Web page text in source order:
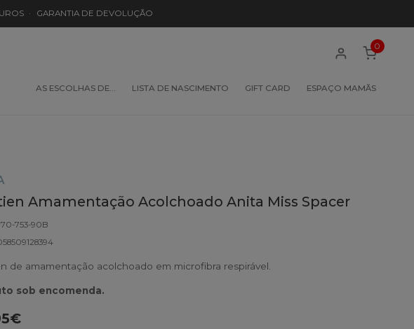
· GARANTIA DE DEVOLUÇÃO
AS ESCOLHAS DE… LISTA DE NASCIMENTO GIFT CARD ESPAÇO MAMÃS
0
Amamentação Acolchoado Anita Miss Spacer
753-90B
de amamentação acolchoado em microfibra respirável.
sob encomenda.